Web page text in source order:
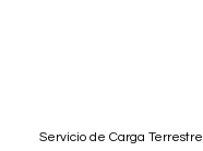
Servicio de Carga Terrestre